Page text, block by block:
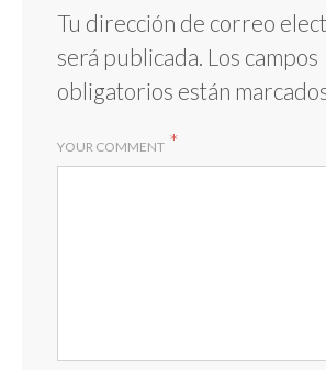
Tu dirección de correo
será publicada. Los campos
obligatorios están
YOUR COMMENT *